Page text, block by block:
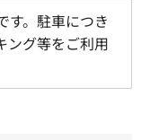
す。駐車につき
ング等をご利用